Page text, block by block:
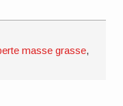
masse grasse,